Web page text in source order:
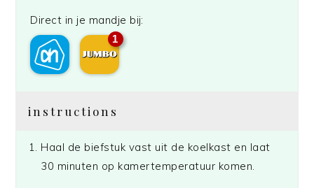
Direct in je mandje bij:
1
instructions
Haal de biefstuk vast uit de koelkast en laat
30 minuten op kamertemperatuur komen.